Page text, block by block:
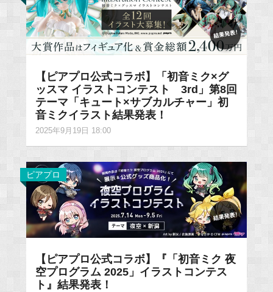
【ピアプロ公式コラボ】「初音ミク×グ
ッスマ イラストコンテスト 3rd」第8回
テーマ「キュート×サブカルチャー」初
音ミクイラスト結果発表！
2025年9月19日 18:00
ピアプロ
【ピアプロ公式コラボ】『「初音ミク 夜
空プログラム 2025」イラストコンテス
ト』結果発表！